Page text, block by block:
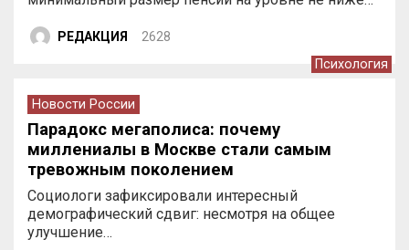
РЕДАКЦИЯ 2628
Психология
Новости России
Парадокс мегаполиса: почему
миллениалы в Москве стали самым
тревожным поколением
Социологи зафиксировали интересный
демографический сдвиг: несмотря на общее
улучшение…